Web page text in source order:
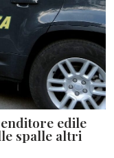
edile
spalle altri